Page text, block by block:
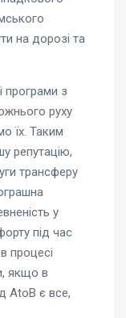
на дорозі та
програми з
руху
їх. Таким
репутацію,
трансферу
у
під час
процесі
якщо в
AtoB є все,